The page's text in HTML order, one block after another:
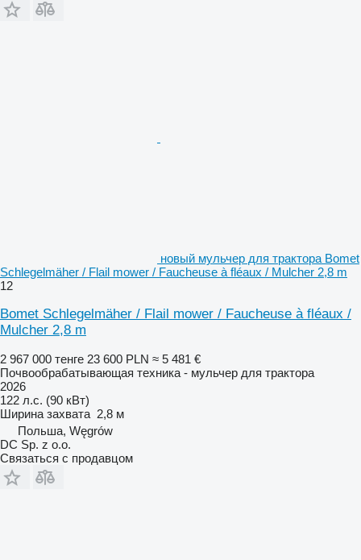
новый мульчер для трактора Bomet
Schlegelmäher / Flail mower / Faucheuse à fléaux / Mulcher 2,8 m
12
Bomet Schlegelmäher / Flail mower / Faucheuse à fléaux /
Mulcher 2,8 m
2 967 000 тенге 23 600 PLN ≈ 5 481 €
Почвообрабатывающая техника - мульчер для трактора
2026
122 л.с. (90 кВт)
Ширина захвата 2,8 м
Польша, Węgrów
DC Sp. z o.o.
Связаться с продавцом